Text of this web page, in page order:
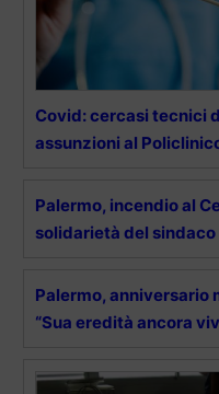
Covid: cercasi tecnici
assunzioni al
Palermo, incendio al
solidarietà del sindaco
Palermo, anniversario
“Sua eredità ancora